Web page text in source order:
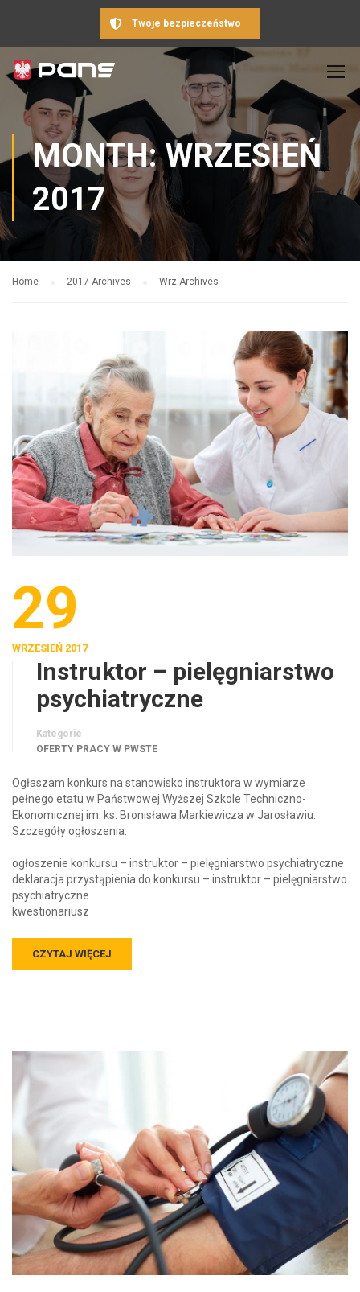
Twoje bezpieczeństwo
MONTH: WRZESIEŃ
2017
Home 2017 Archives Wrz Archives
29
WRZESIEŃ 2017
Instruktor – pielęgniarstwo
psychiatryczne
Kategorie
OFERTY PRACY W PWSTE
Ogłaszam konkurs na stanowisko instruktora w wymiarze
pełnego etatu w Państwowej Wyższej Szkole Techniczno-
Ekonomicznej im. ks. Bronisława Markiewicza w Jarosławiu.
Szczegóły ogłoszenia:
ogłoszenie konkursu – instruktor – pielęgniarstwo psychiatryczne
deklaracja przystąpienia do konkursu – instruktor – pielęgniarstwo
psychiatryczne
kwestionariusz
CZYTAJ WIĘCEJ